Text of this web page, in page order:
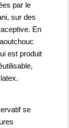
par le
sur des
En
est produit
se